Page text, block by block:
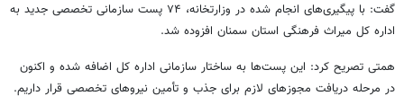
گفت: با پیگیری‌های انجام شده در وزارتخانه، ۷۴ پست سازمانی تخصصی جدید به
اداره کل میراث فرهنگی استان سمنان افزوده شد.
همتی تصریح کرد: این پست‌ها به ساختار سازمانی اداره کل اضافه شده و اکنون
در مرحله دریافت مجوزهای لازم برای جذب و تأمین نیروهای تخصصی قرار داریم.